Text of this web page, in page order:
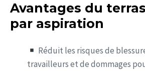
Avantages du
par aspiration
Réduit les risques de
travailleurs et de dommages